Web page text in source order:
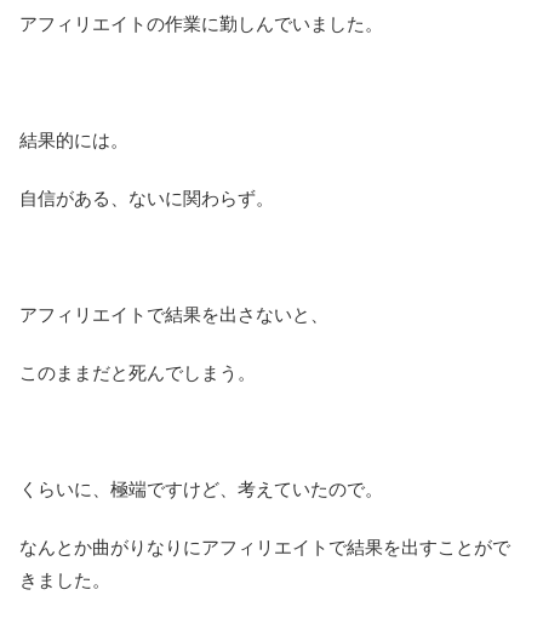
アフィリエイトの作業に勤しんでいました。
結果的には。
自信がある、ないに関わらず。
アフィリエイトで結果を出さないと、
このままだと死んでしまう。
くらいに、極端ですけど、考えていたので。
なんとか曲がりなりにアフィリエイトで結果を出すことがで
きました。